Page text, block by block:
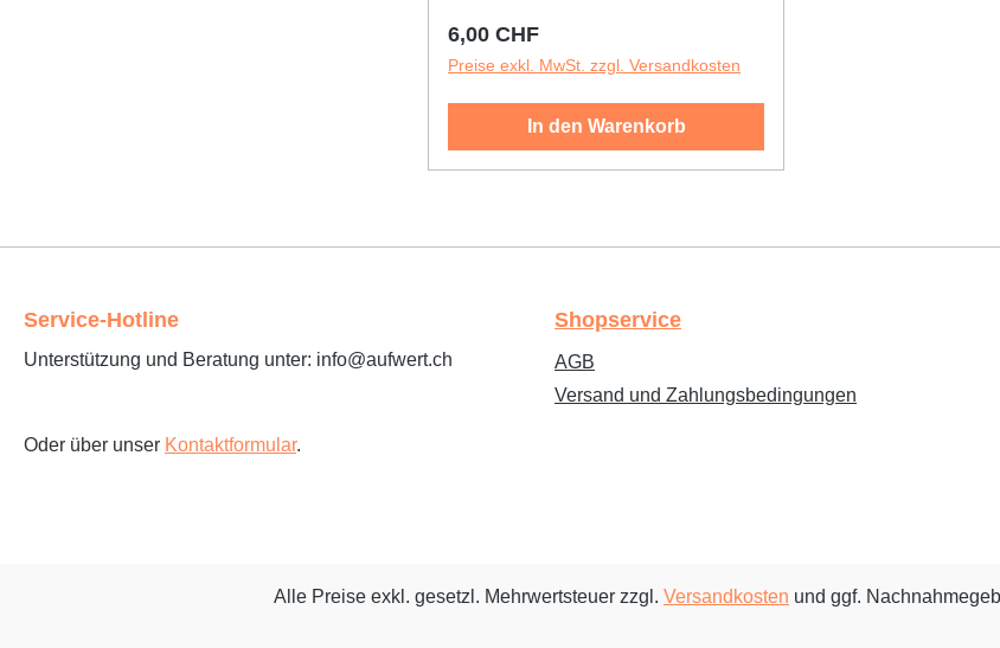
Regulärer Preis:
6,00 CHF
Preise exkl. MwSt. zzgl. Versandkosten
In den Warenkorb
Service-Hotline
Unterstützung und Beratung unter: info@aufwert.ch
Oder über unser Kontaktformular.
Shopservice
AGB
Versand und Zahlungsbedingungen
Alle Preise exkl. gesetzl. Mehrwertsteuer zzgl. Versandkosten und ggf.